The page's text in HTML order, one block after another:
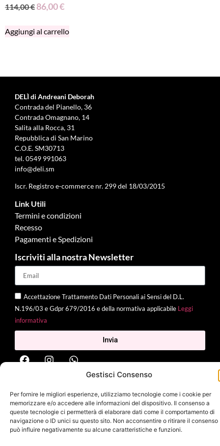
Gestisci Consenso
Per fornire le migliori esperienze, utilizziamo tecnologie come i cookie per
memorizzare e/o accedere alle informazioni del dispositivo. Il consenso a
queste tecnologie ci permetterà di elaborare dati come il comportamento di
navigazione o ID unici su questo sito. Non acconsentire o ritirare il consenso
può influire negativamente su alcune caratteristiche e funzioni.
114,00€ 86,00€
Aggiungi al carrello
DELÌ di Andreani Deborah
Contrada del Pianello, 36
Contrada Omagnano, 14
Salita alla Rocca, 31
Repubblica di San Marino
C.O.E. SM30713
tel.0549 991063
info@deli.sm
Iscr. Registro e-commerce nr. 299 del 18/03/2015
Link Utili
Termini e condizioni
Recesso
Pagamenti e Spedizioni
Iscriviti alla nostra Newsletter
Accettazione Trattamento Dati Personali ai Sensi del D.L.
N.196/03 e Gdpr 679/2016 e della normativa applicabile Leggi
informativa
Invia
Mina